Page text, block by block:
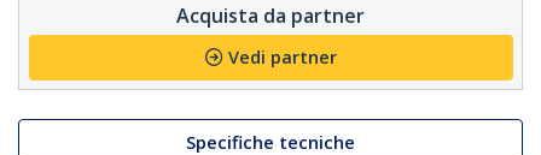
Acquista da partner
Vedi partner
Specifiche tecniche